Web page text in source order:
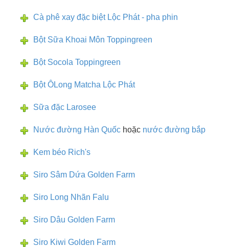
Cà phê xay đặc biệt Lộc Phát - pha phin
Bột Sữa Khoai Môn Toppingreen
Bột Socola Toppingreen
Bột ÔLong Matcha Lộc Phát
Sữa đặc Larosee
Nước đường Hàn Quốc hoặc nước đường bắp
Kem béo Rich's
Siro Sâm Dứa Golden Farm
Siro Long Nhãn Falu
Siro Dâu Golden Farm
Siro Kiwi Golden Farm